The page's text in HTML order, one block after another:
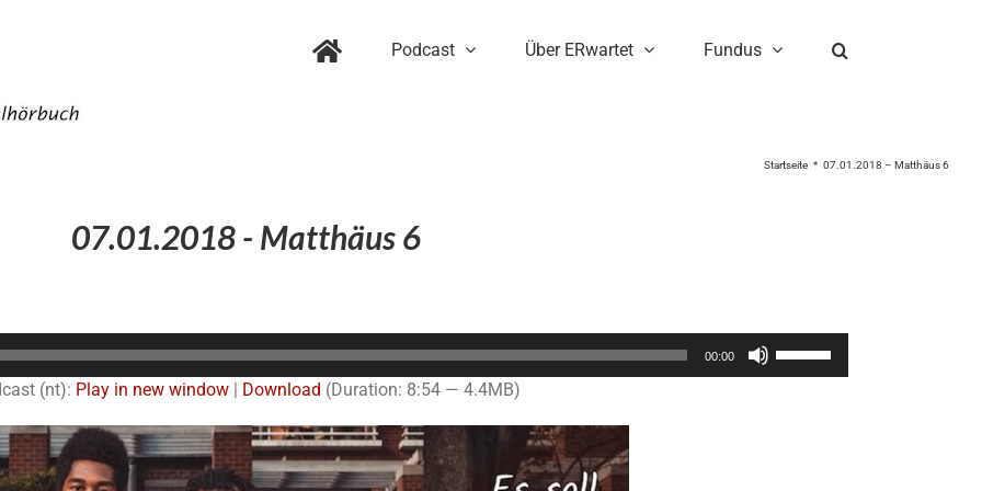
Podcast Über ERwartet Fundus
Startseite 07.01.2018 – Matthäus 6
07.01.2018 - Matthäus 6
00:00
(nt): Play in new window| Download (Duration: 8:54 — 4.4MB)